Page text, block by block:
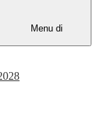
Menu di